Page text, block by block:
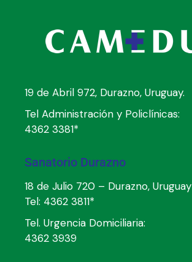
19 de Abril 972, Durazno, Uruguay.
Tel Administración y Policlínicas:
4362 3381*
Sanatorio Durazno
18 de Julio 720 – Durazno, Uruguay
Tel: 4362 3811*
Tel. Urgencia Domiciliaria:
4362 3939